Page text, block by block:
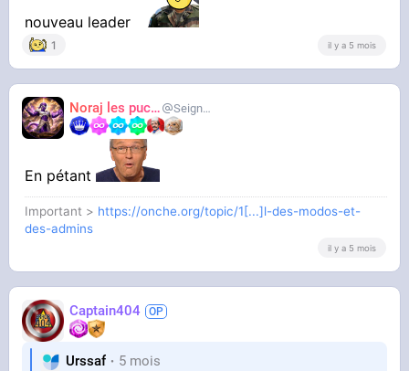
nouveau leader
1 il y a 5 mois
Noraj les pucix SeigneurCooler
En pétant
Important > https://onche.org/topic/1[...]l-des-modos-et-
des-admins
il y a 5 mois
Captain404
Urssaf 5 mois